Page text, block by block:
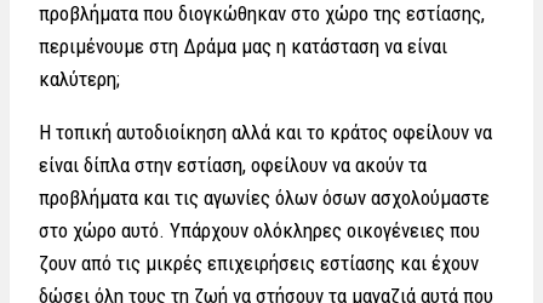
προβλήματα που διογκώθηκαν στο χώρο της εστίασης,
περιμένουμε στη Δράμα μας η κατάσταση να είναι
καλύτερη;
Η τοπική αυτοδιοίκηση αλλά και το κράτος οφείλουν να
είναι δίπλα στην εστίαση, οφείλουν να ακούν τα
προβλήματα και τις αγωνίες όλων όσων ασχολούμαστε
στο χώρο αυτό. Υπάρχουν ολόκληρες οικογένειες που
ζουν από τις μικρές επιχειρήσεις εστίασης και έχουν
δώσει όλη τους τη ζωή να στήσουν τα μαγαζιά αυτά που